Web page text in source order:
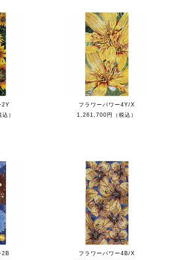
2Y
）
フラワーパワー4Y/X
1,261,700円（税込）
2B
フラワーパワー4B/X